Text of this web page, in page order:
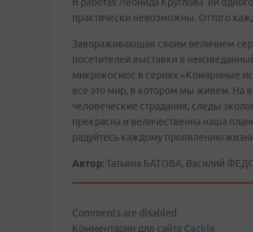
практически невозможны. Оттого
Завораживающая своим величием
посетителей выставки в
микрокосмос в сериях «Комариные
все это мир, в котором мы живем. На
человеческие страдания, следы
прекрасна и величественна наша
радуйтесь каждому проявлению
Автор:Татьяна БАТОВА, Василий
Comments are disabled
Комментарии для сайта Cackle